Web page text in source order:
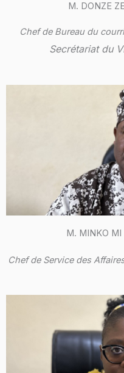
M. DONZE
Chef de Bureau du
Secrétariat du
M. MINKO
Chef de Service des